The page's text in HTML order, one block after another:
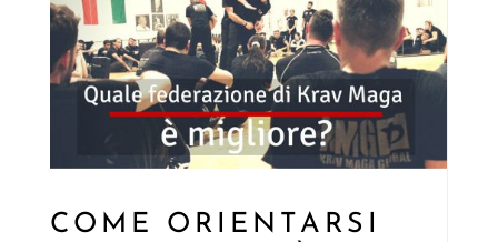
COME ORIENTARSI